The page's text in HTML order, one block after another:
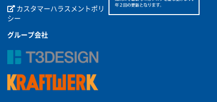
カスタマーハラスメントポリ
シー
グループ会社